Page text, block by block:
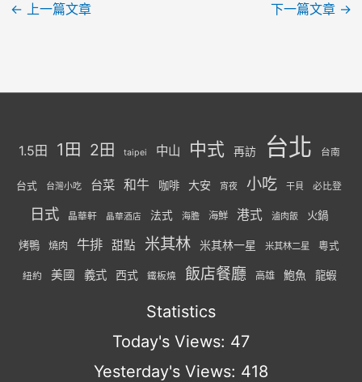
← 上一篇文章 下一篇文章 →
1.5田 1田 2田 taipei 中山 中式 再訪 台北 台南
台式 台灣小吃 台菜 和牛 咖啡 大安 宵夜 小吃 干貝 必比登
日式 晶華軒 晶華酒店 法式 海膽 海鮮 港式 滷肉飯 火鍋
烤鴨 燒肉 牛排 甜點 米其林 米其林一星 米其林二星 粵式
紐約 美國 義式 西式 鐵板燒 飯店餐廳 高雄 鮑魚 龍蝦
Statistics
Today's Views: 47
Yesterday's Views: 418